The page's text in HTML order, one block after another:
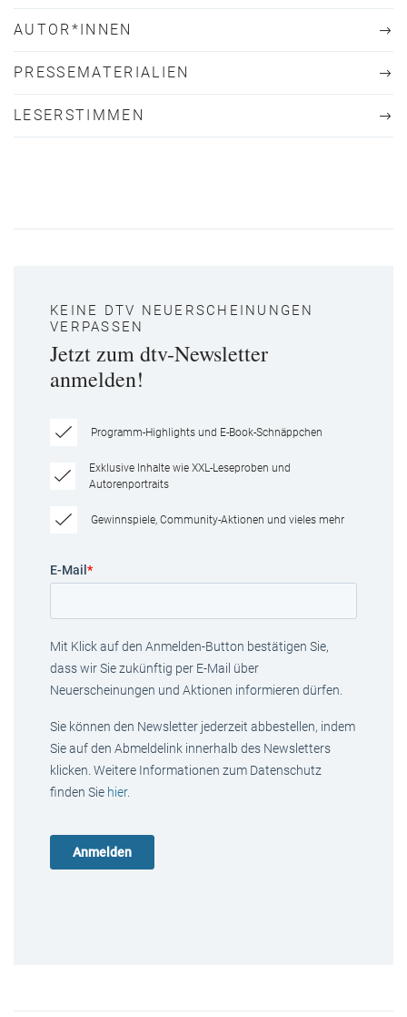
AUTOR*INNEN
PRESSEMATERIALIEN
LESERSTIMMEN
KEINE DTV NEUERSCHEINUNGEN
VERPASSEN
Jetzt zum dtv-Newsletter
anmelden!
Programm-Highlights und E-Book-Schnäppchen
Exklusive Inhalte wie XXL-Leseproben und
Autorenportraits
Gewinnspiele, Community-Aktionen und vieles mehr
E-Mail *
Mit Klick auf den Anmelden-Button bestätigen Sie,
dass wir Sie zukünftig per E-Mail über
Neuerscheinungen und Aktionen informieren dürfen.
Sie können den Newsletter jederzeit abbestellen, indem
Sie auf den Abmeldelink innerhalb des Newsletters
klicken. Weitere Informationen zum Datenschutz
finden Sie hier.